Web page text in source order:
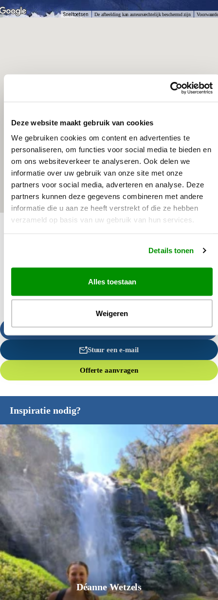
Deze website maakt gebruik van cookies
We gebruiken cookies om content en advertenties te
personaliseren, om functies voor social media te bieden en
om ons websiteverkeer te analyseren. Ook delen we
informatie over uw gebruik van onze site met onze
partners voor social media, adverteren en analyse. Deze
partners kunnen deze gegevens combineren met andere
informatie die u aan ze heeft verstrekt of die ze hebben
verzameld op basis van uw gebruik van hun services.
Details tonen
Alles toestaan
Weigeren
Sneltoetsen De afbeelding kan auteursrechtelijk beschermd zijn
Bel ons
Stuur een e-mail
Offerte aanvragen
Inspiratie nodig?
Déanne Wetzels